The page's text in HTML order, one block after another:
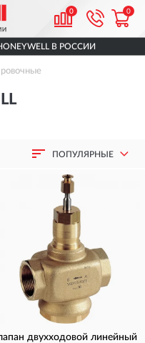
0 0
В РОССИИ
ПОПУЛЯРНЫЕ
двухходовой линейный